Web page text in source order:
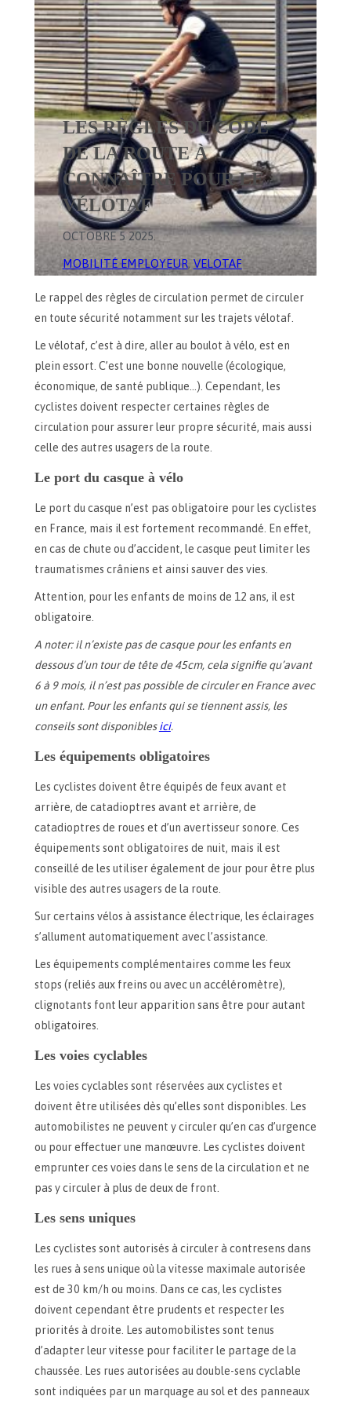
LES RÈGLES DU CODE
DE LA ROUTE À
CONNAÎTRE POUR LE
VÉLOTAF
OCTOBRE 5 2025
MOBILITÉ EMPLOYEUR, VELOTAF
Le rappel des règles de circulation permet de circuler
en toute sécurité notamment sur les trajets vélotaf.
Le vélotaf, c’est à dire, aller au boulot à vélo, est en
plein essort. C’est une bonne nouvelle (écologique,
économique, de santé publique…). Cependant, les
cyclistes doivent respecter certaines règles de
circulation pour assurer leur propre sécurité, mais aussi
celle des autres usagers de la route.
Le port du casque à vélo
Le port du casque n’est pas obligatoire pour les cyclistes
en France, mais il est fortement recommandé. En effet,
en cas de chute ou d’accident, le casque peut limiter les
traumatismes crâniens et ainsi sauver des vies.
Attention, pour les enfants de moins de 12 ans, il est
obligatoire.
A noter: il n’existe pas de casque pour les enfants en
dessous d’un tour de tête de 45cm, cela signifie qu’avant
6 à 9 mois, il n’est pas possible de circuler en France avec
un enfant. Pour les enfants qui se tiennent assis, les
conseils sont disponiblesici.
Les équipements obligatoires
Les cyclistes doivent être équipés de feux avant et
arrière, de catadioptres avant et arrière, de
catadioptres de roues et d’un avertisseur sonore. Ces
équipements sont obligatoires de nuit, mais il est
conseillé de les utiliser également de jour pour être plus
visible des autres usagers de la route.
Sur certains vélos à assistance électrique, les éclairages
s’allument automatiquement avec l’assistance.
Les équipements complémentaires comme les feux
stops (reliés aux freins ou avec un accéléromètre),
clignotants font leur apparition sans être pour autant
obligatoires.
Les voies cyclables
Les voies cyclables sont réservées aux cyclistes et
doivent être utilisées dès qu’elles sont disponibles. Les
automobilistes ne peuvent y circuler qu’en cas d’urgence
ou pour effectuer une manœuvre. Les cyclistes doivent
emprunter ces voies dans le sens de la circulation et ne
pas y circuler à plus de deux de front.
Les sens uniques
Les cyclistes sont autorisés à circuler à contresens dans
les rues à sens unique où la vitesse maximale autorisée
est de 30 km/h ou moins. Dans ce cas, les cyclistes
doivent cependant être prudents et respecter les
priorités à droite. Les automobilistes sont tenus
d’adapter leur vitesse pour faciliter le partage de la
chaussée. Les rues autorisées au double-sens cyclable
sont indiquées par un marquage au sol et des panneaux